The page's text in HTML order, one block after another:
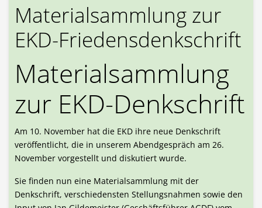
Materialsammlung zur
EKD-Friedensdenkschrift
Materialsammlung
zur EKD-Denkschrift
Am 10. November hat die EKD ihre neue Denkschrift
veröffentlicht, die in unserem Abendgespräch am 26.
November vorgestellt und diskutiert wurde.
Sie finden nun eine Materialsammlung mit der
Denkschrift, verschiedensten Stellungsnahmen sowie den